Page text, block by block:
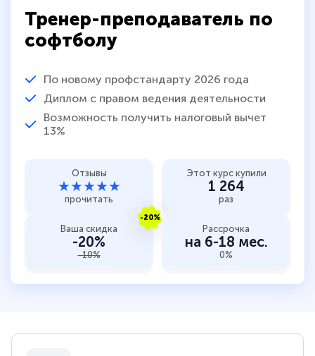
Тренер-преподаватель по
софтболу
По новому профстандарту 2026 года
Диплом с правом ведения деятельности
Возможность получить налоговый вычет
13%
Отзывы
★★★★★
прочитать
Этот курс купили
1 264
раз
-20%
Ваша скидка
-20%
-10%
Рассрочка
на 6-18 мес.
0%